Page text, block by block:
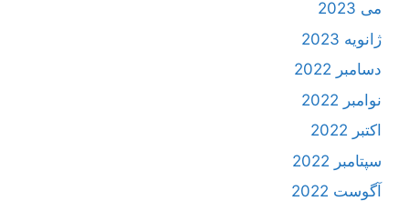
می 2023
ژانویه 2023
دسامبر 2022
نوامبر 2022
اکتبر 2022
سپتامبر 2022
آگوست 2022